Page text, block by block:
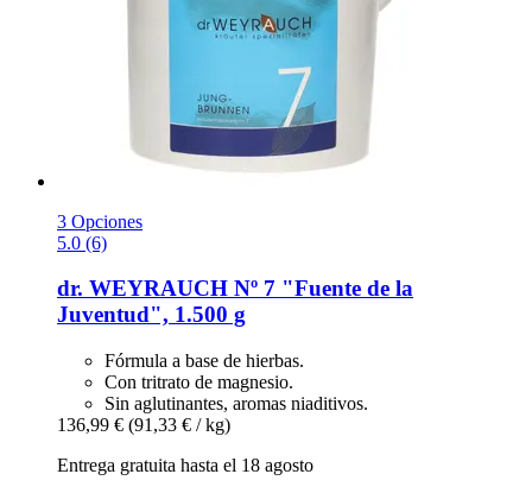
3 Opciones
5.0 (6)
dr. WEYRAUCH Nº 7 "Fuente de la
Juventud", 1.500 g
Fórmula a base de hierbas.
Con tritrato de magnesio.
Sin aglutinantes, aromas niaditivos.
136,99 € (91,33 € / kg)
Entrega gratuita hasta el 18 agosto